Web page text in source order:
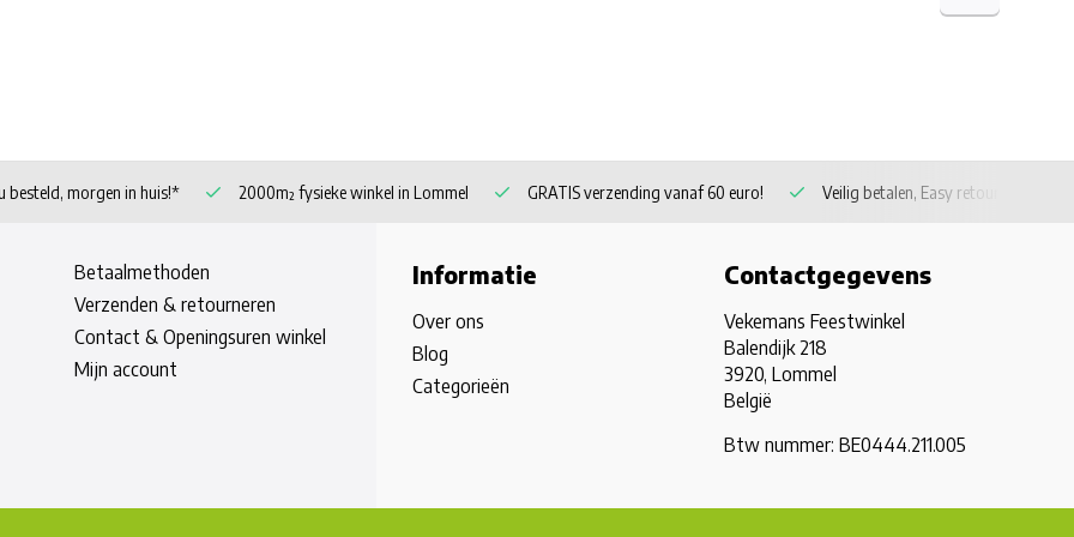
besteld, morgen in huis!* 2000m² fysieke winkel in Lommel GRATIS verzending vanaf 60 euro! Veilig betalen, Easy retour
Betaalmethoden
Verzenden & retourneren
Contact & Openingsuren winkel
Mijn account
Informatie
Over ons
Blog
Categorieën
Contactgegevens
Vekemans Feestwinkel
Balendijk 218
3920, Lommel
België
Btw nummer: BE0444.211.005